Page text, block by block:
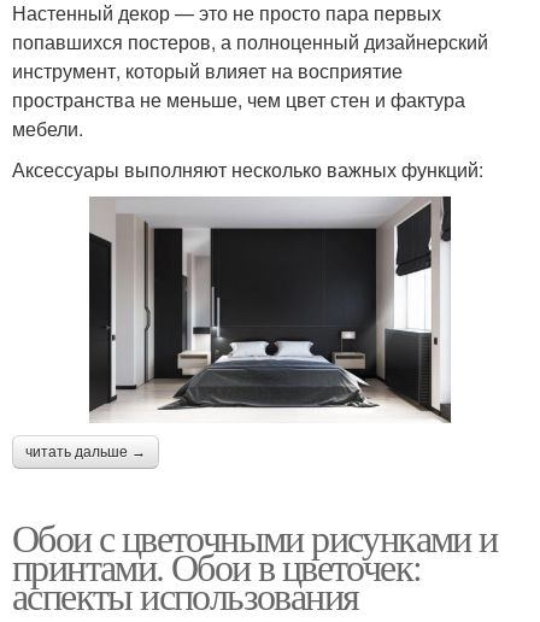
Настенный декор — это не просто пара первых
попавшихся постеров, а полноценный дизайнерский
инструмент, который влияет на восприятие
пространства не меньше, чем цвет стен и фактура
мебели.
Аксессуары выполняют несколько важных функций:
читать дальше →
Обои с цветочными рисунками и
принтами. Обои в цветочек:
аспекты использования